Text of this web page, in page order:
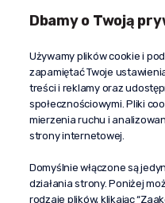
Kontakt
+48 603 610 870
“Propaganda"
al. Komisji Edukacji Narodowej
02-797 Warszawa
Pomoc
Dostawa
Dbamy o Twoją
Używamy plików cookie i
zapamiętać Twoje
treści i reklamy oraz
społecznościowymi. Pliki
mierzenia ruchu i
strony internetowej.
Domyślnie włączone są
działania strony. Poniżej
rodzaje plików, klikając